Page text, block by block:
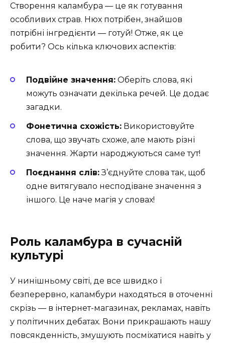
Створення каламбура — це як готування
особливих страв. Нюх потрібен, знайшов
потрібні інгредієнти — готуй! Отже, як це
робити? Ось кілька ключових аспектів:
Подвійне значення: Оберіть слова, які
можуть означати декілька речей. Це додає
загадки.
Фонетична схожість: Використовуйте
слова, що звучать схоже, але мають різні
значення. Жарти народжуються саме тут!
Поєднання слів:З’єднуйте слова так, щоб
одне витягувало несподіване значення з
іншого. Це наче магія у словах!
Роль каламбура в сучасній
культурі
У нинішньому світі, де все швидко і
безперервно, каламбури находяться в оточенні
скрізь — в інтернет-магазинах, рекламах, навіть
у політичних дебатах. Вони прикрашають нашу
повсякденність, змушують посміхатися навіть у